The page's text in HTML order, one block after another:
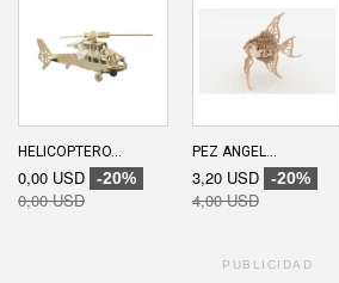
HELICOPTERO...
0,00 USD -20%
0,00 USD
PEZ ANGEL...
3,20 USD -20%
4,00 USD
PUBLICIDAD